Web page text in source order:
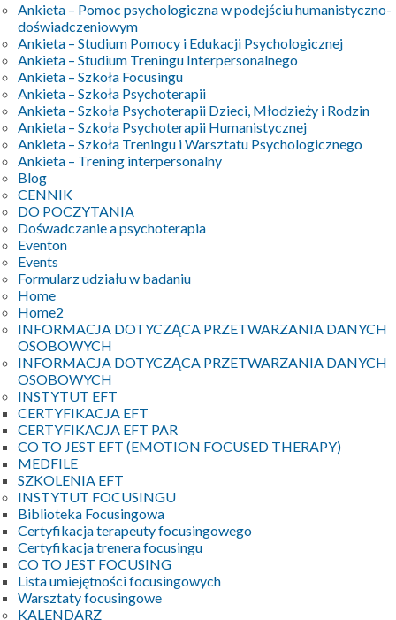
Ankieta – Pomoc psychologiczna w podejściu humanistyczno-
doświadczeniowym
Ankieta – Studium Pomocy i Edukacji Psychologicznej
Ankieta – Studium Treningu Interpersonalnego
Ankieta – Szkoła Focusingu
Ankieta – Szkoła Psychoterapii
Ankieta – Szkoła Psychoterapii Dzieci, Młodzieży i Rodzin
Ankieta – Szkoła Psychoterapii Humanistycznej
Ankieta – Szkoła Treningu i Warsztatu Psychologicznego
Ankieta – Trening interpersonalny
Blog
CENNIK
DO POCZYTANIA
Dośwadczanie a psychoterapia
Eventon
Events
Formularz udziału w badaniu
Home
Home2
INFORMACJA DOTYCZĄCA PRZETWARZANIA DANYCH
OSOBOWYCH
INFORMACJA DOTYCZĄCA PRZETWARZANIA DANYCH
OSOBOWYCH
INSTYTUT EFT
CERTYFIKACJA EFT
CERTYFIKACJA EFT PAR
CO TO JEST EFT (EMOTION FOCUSED THERAPY)
MEDFILE
SZKOLENIA EFT
INSTYTUT FOCUSINGU
Biblioteka Focusingowa
Certyfikacja terapeuty focusingowego
Certyfikacja trenera focusingu
CO TO JEST FOCUSING
Lista umiejętności focusingowych
Warsztaty focusingowe
KALENDARZ